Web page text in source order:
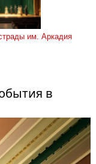
в